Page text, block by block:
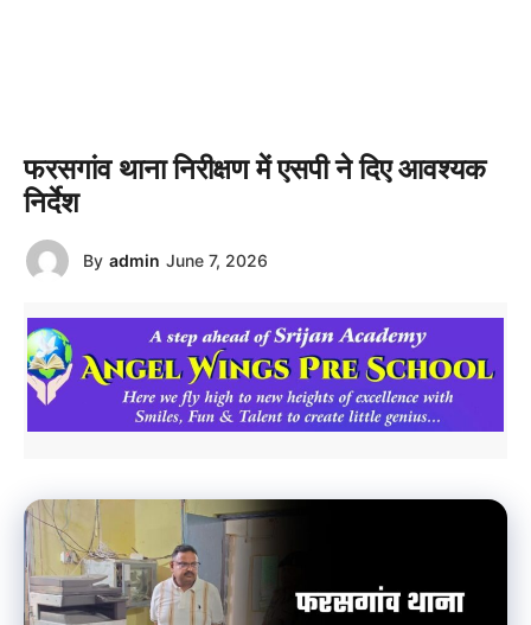
फरसगांव थाना निरीक्षण में एसपी ने दिए आवश्यक
निर्देश
By admin June 7, 2026